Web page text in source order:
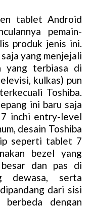
tablet Android
pemain-
produk jenis ini.
yang menjejali
yang terbiasa di
kulkas) pun
Toshiba.
ini baru saja
inchi entry-level
desain Toshiba
seperti tablet 7
bezel yang
dan pas di
dewasa, serta
dari sisi
dengan